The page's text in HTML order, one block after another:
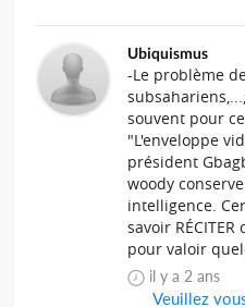
Ubiquismus
-Le problème
souvent pour
"L'enveloppe
président
woody
intelligence.
savoir
pour valoir
il y a 2 ans
Veuillez